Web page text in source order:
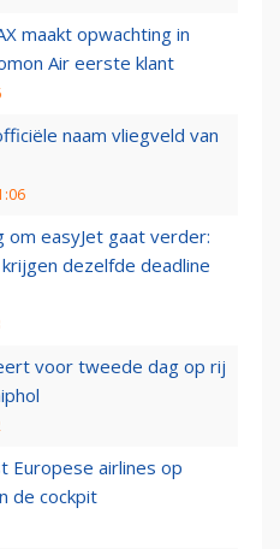
maakt opwachting in
Air eerste klant
naam vliegveld van
om easyJet gaat verder:
dezelfde deadline
voor tweede dag op rij
Europese airlines op
de cockpit